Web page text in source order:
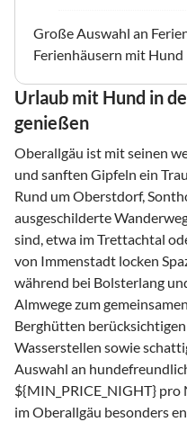
Große Auswahl an
Ferienhäusern mit Hund
Urlaub mit Hund in
genießen
Oberallgäu ist mit seinen
und sanften Gipfeln ein
Rund um Oberstdorf,
ausgeschilderte
sind, etwa im Trettachtal
von Immenstadt locken
während bei Bolsterlang
Almwege zum
Berghütten
Wasserstellen sowie
Auswahl an
${MIN_PRICE_NIGHT}
im Oberallgäu besonders